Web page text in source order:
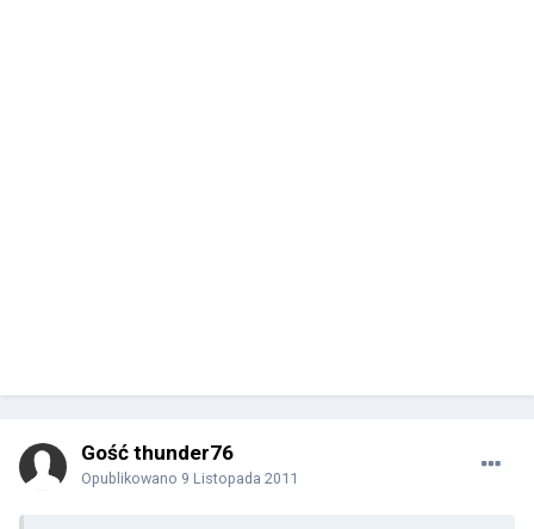
Gość thunder76
Opublikowano 9 Listopada 2011